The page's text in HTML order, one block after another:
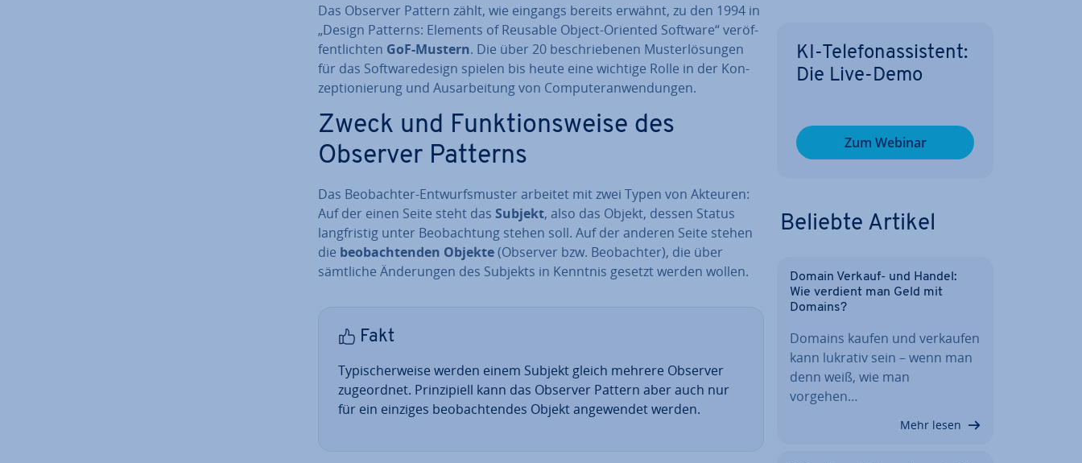
Das Observer Pattern zählt, wie eingangs bereits erwähnt, zu den 1994 in
„Design Patterns: Elements of Reusable Object-Oriented Software“ ver­öf­
fent­lich­ten GoF-Mustern. Die über 20 be­schrie­be­nen Mus­ter­lö­sun­gen
für das Soft­ware­de­sign spielen bis heute eine wichtige Rolle in der Kon­
zep­tio­nie­rung und Aus­ar­bei­tung von Com­pu­ter­an­wen­dun­gen.
Zweck und Funk­ti­ons­wei­se des
Observer Patterns
Das Be­ob­ach­ter-Ent­wurfs­mus­ter arbeitet mit zwei Typen von Akteuren:
Auf der einen Seite steht das Subjekt, also das Objekt, dessen Status
lang­fris­tig unter Be­ob­ach­tung stehen soll. Auf der anderen Seite stehen
die be­ob­ach­ten­den Objekte(Observer bzw. Be­ob­ach­ter), die über
sämtliche Än­de­run­gen des Subjekts in Kenntnis gesetzt werden wollen.
Fakt
Ty­pi­scher­wei­se werden einem Subjekt gleich mehrere Observer
zu­ge­ord­net. Prin­zi­pi­ell kann das Observer Pattern aber auch nur
für ein einziges be­ob­ach­ten­des Objekt an­ge­wen­det werden.
KI-Te­le­fon­as­sis­tent:
Die Live-Demo
Zum Webinar
Beliebte Artikel
Domain Verkauf- und Handel:
Wie verdient man Geld mit
Domains?
Domains kaufen und verkaufen
kann lukrativ sein – wenn man
denn weiß, wie man
vorgehen…
Mehr lesen